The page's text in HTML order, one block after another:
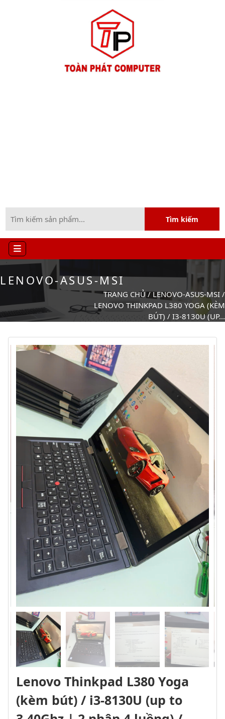
Tìm kiếm
LENOVO-ASUS-MSI
TRANG CHỦ /LENOVO-ASUS-MSI /
LENOVO THINKPAD L380 YOGA (KÈM
BÚT) / I3-8130U (UP...
Lenovo Thinkpad L380 Yoga
(kèm bút) / i3-8130U (up to